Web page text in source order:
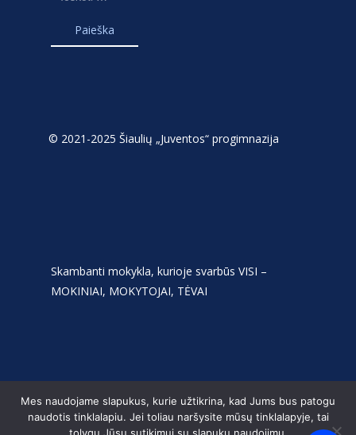
© 2021-2025 Šiaulių „Juventos“ progimnazija
Skambanti mokykla, kurioje svarbūs VISI –
MOKINIAI, MOKYTOJAI, TĖVAI
Mes naudojame slapukus, kurie užtikrina, kad Jums bus patogu
naudotis tinklalapiu. Jei toliau naršysite mūsų tinklalapyje, tai